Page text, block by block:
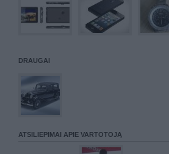
DRAUGAI
ATSILIEPIMAI APIE VARTOTOJĄ